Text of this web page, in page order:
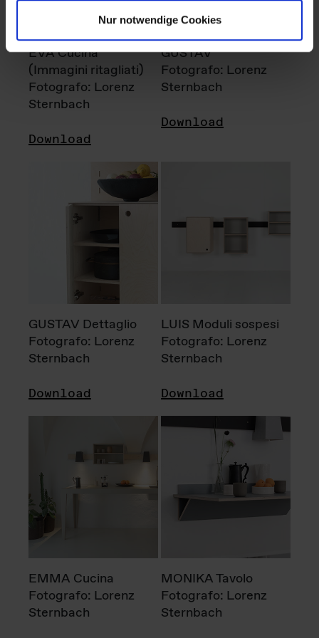
Nur notwendige Cookies
EVA Cucina
(Immagini ritagliati)
Fotografo: Lorenz
Sternbach
Download
GUSTAV
Fotografo: Lorenz
Sternbach
Download
GUSTAV Dettaglio
Fotografo: Lorenz
Sternbach
Download
LUIS Moduli sospesi
Fotografo: Lorenz
Sternbach
Download
EMMA Cucina
Fotografo: Lorenz
Sternbach
MONIKA Tavolo
Fotografo: Lorenz
Sternbach